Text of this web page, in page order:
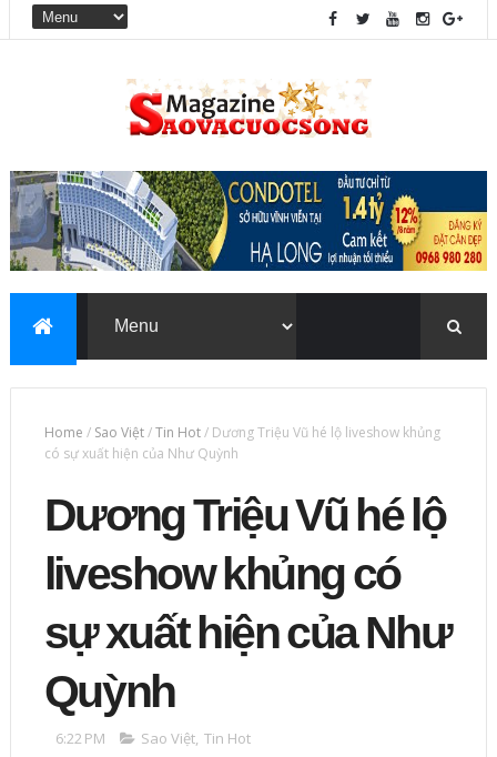
Home / Sao Việt/Tin Hot/ Dương Triệu Vũ hé lộ liveshow khủng
có sự xuất hiện của Như Quỳnh
Dương Triệu Vũ hé lộ
liveshow khủng có
sự xuất hiện của Như
Quỳnh
6:22 PM Sao Việt, Tin Hot